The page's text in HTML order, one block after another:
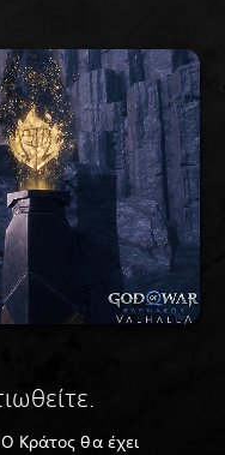
Κράτος θα έχει